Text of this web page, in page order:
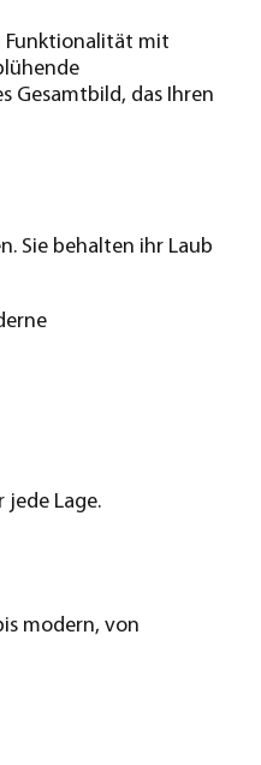
Funktionalität mit
Gesamtbild, das Ihren
Sie behalten ihr Laub
Lage.
modern, von